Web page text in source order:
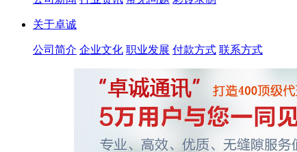
关于卓诚
公司简介 企业文化 职业发展 付款方式 联系方式